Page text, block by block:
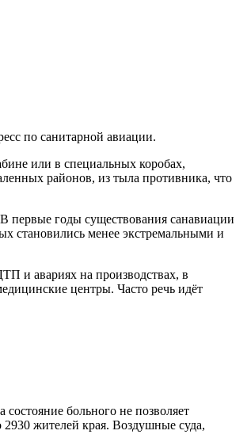
по санитарной авиации.
или в специальных коробах,
районов, из тыла противника, что
первые годы существования санавиации
становились менее экстремальными и
и авариях на производствах, в
центры. Часто речь идёт
больного не позволяет
2930 жителей края. Воздушные суда,